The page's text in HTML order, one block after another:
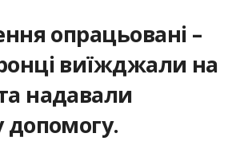
опрацьовані –
виїжджали на
надавали
допомогу.